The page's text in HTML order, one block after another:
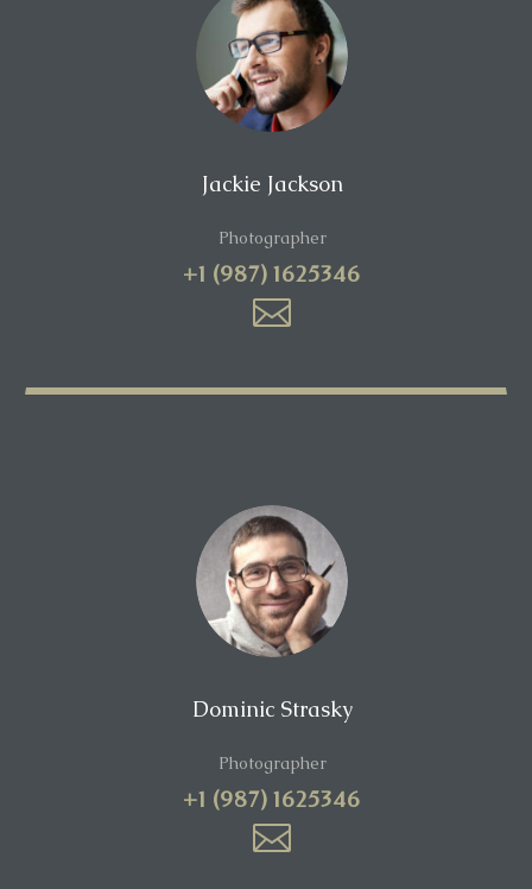
Jackie Jackson
Photographer
+1 (987) 1625346
Dominic Strasky
Photographer
+1 (987) 1625346